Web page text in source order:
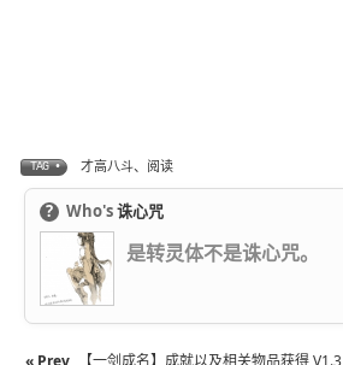
TAG • 才高八斗、阅读
? Who's诛心咒
是转灵体不是诛心咒。